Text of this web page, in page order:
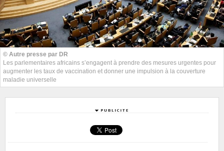
© Autre presse par DR
Les parlementaires africains s’engagent à prendre des mesures urgentes pour
augmenter les taux de vaccination et donner une impulsion à la couverture
maladie universelle